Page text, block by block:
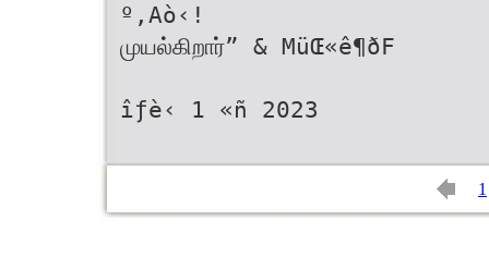
º‚Aò‹!
முயல்கிறார்” & MüŒ«ê¶ðF
îƒè‹ 1 «ñ 2023
1